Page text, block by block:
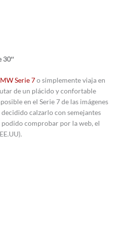
30″
Serie 7o simplemente viaja en
de un plácido y confortable
en el Serie 7 de las imágenes
decidido calzarlo con semejantes
podido comprobar por la web, el